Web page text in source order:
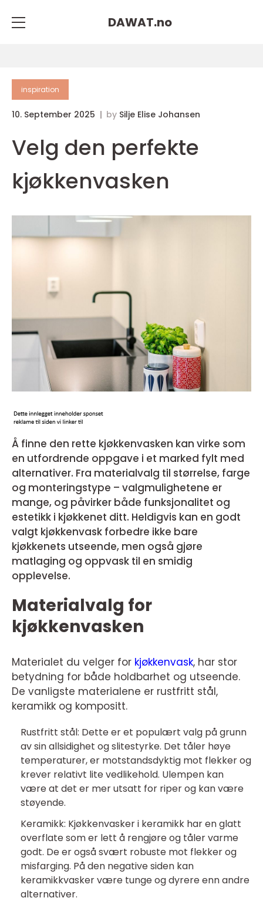
DAWAT.no
inspiration
10. September 2025 by Silje Elise Johansen
Velg den perfekte
kjøkkenvasken
Å finne den rette kjøkkenvasken kan virke som
en utfordrende oppgave i et marked fylt med
alternativer. Fra materialvalg til størrelse, farge
og monteringstype – valgmulighetene er
mange, og påvirker både funksjonalitet og
estetikk i kjøkkenet ditt. Heldigvis kan en godt
valgt kjøkkenvask forbedre ikke bare
kjøkkenets utseende, men også gjøre
matlaging og oppvask til en smidig
opplevelse.
Materialvalg for
kjøkkenvasken
Materialet du velger for kjøkkenvask, har stor
betydning for både holdbarhet og utseende.
De vanligste materialene er rustfritt stål,
keramikk og kompositt.
Rustfritt stål: Dette er et populært valg på grunn
av sin allsidighet og slitestyrke. Det tåler høye
temperaturer, er motstandsdyktig mot flekker og
krever relativt lite vedlikehold. Ulempen kan
være at det er mer utsatt for riper og kan være
støyende.
Keramikk: Kjøkkenvasker i keramikk har en glatt
overflate som er lett å rengjøre og tåler varme
godt. De er også svært robuste mot flekker og
misfarging. På den negative siden kan
keramikkvasker være tunge og dyrere enn andre
alternativer.